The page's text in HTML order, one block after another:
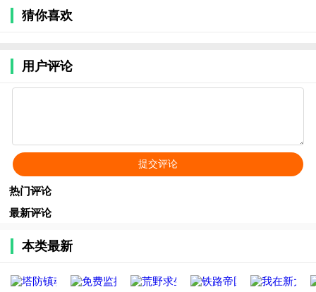
猜你喜欢
用户评论
热门评论
最新评论
本类最新